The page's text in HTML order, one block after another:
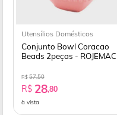
Utensílios Domésticos
Conjunto Bowl Coracao
Beads 2peças - ROJEMAC
R$57,50
R$ 28,80
à vista